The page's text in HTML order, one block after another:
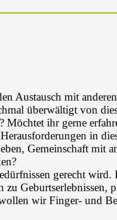
Austausch mit
überwältigt von
ihr gerne
in
Gemeinschaft mit
gerecht wird.
Geburtserlebnissen,
wir Finger- und